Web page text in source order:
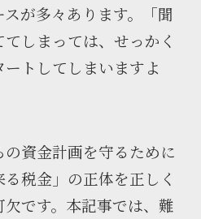
が多々あります。「聞
しまっては、せっかく
トしてしまいますよ
資金計画を守るために
税金」の正体を正しく
です。本記事では、難